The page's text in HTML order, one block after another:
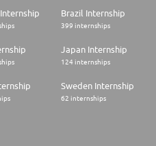
Brazil Internship
399 internships
Japan Internship
124 internships
Sweden Internship
62 internships